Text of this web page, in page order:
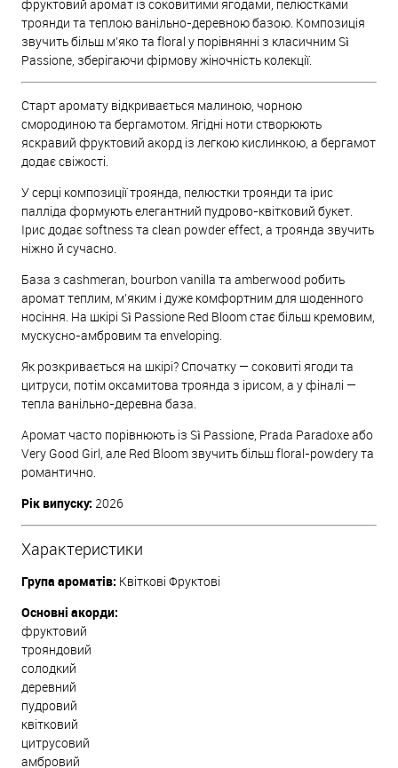
фруктовий аромат із соковитими ягодами, пелюстками
троянди та теплою ванільно-деревною базою. Композиція
звучить більш м’яко та floral у порівнянні з класичним Sì
Passione, зберігаючи фірмову жіночність колекції.
Старт аромату відкривається малиною, чорною
смородиною та бергамотом. Ягідні ноти створюють
яскравий фруктовий акорд із легкою кислинкою, а бергамот
додає свіжості.
У серці композиції троянда, пелюстки троянди та ірис
палліда формують елегантний пудрово-квітковий букет.
Ірис додає softness та clean powder effect, а троянда звучить
ніжно й сучасно.
База з cashmeran, bourbon vanilla та amberwood робить
аромат теплим, м’яким і дуже комфортним для щоденного
носіння. На шкірі Sì Passione Red Bloom стає більш кремовим,
мускусно-амбровим та enveloping.
Як розкривається на шкірі? Спочатку — соковиті ягоди та
цитруси, потім оксамитова троянда з ірисом, а у фіналі —
тепла ванільно-деревна база.
Аромат часто порівнюють із Sì Passione, Prada Paradoxe або
Very Good Girl, але Red Bloom звучить більш floral-powdery та
романтично.
Рік випуску: 2026
Характеристики
Група ароматів: Квіткові Фруктові
Основні акорди:
фруктовий
трояндовий
солодкий
деревний
пудровий
квітковий
цитрусовий
амбровий